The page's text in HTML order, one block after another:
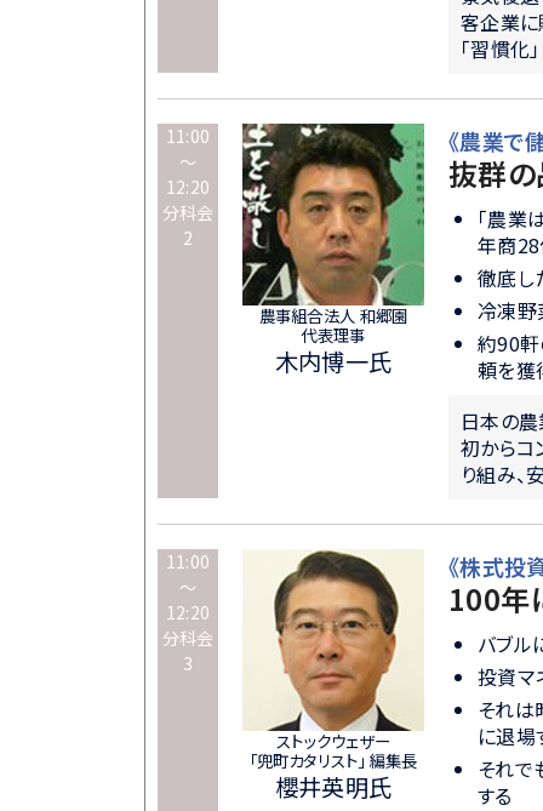
客企業に
「習慣化
11:00
～
12:20
分科会
2
農事組合法人 和郷園
代表理事
木内博一氏
《農業で
抜群
「農業
年商
徹底し
冷凍野
約90軒
頼を獲
日本の
初からコ
り組み、
11:00
～
12:20
分科会
3
ストックウェザー
「兜町カタリスト」 編集長
櫻井英明氏
《株式投
100年
バブル
投資マ
それは
に退場
それで
する